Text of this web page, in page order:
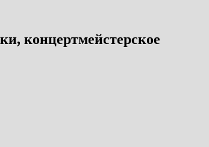
концертмейстерское